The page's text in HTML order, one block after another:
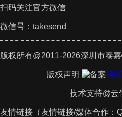
扫码关注官方微信
微信号：takesend
版权所有@2011-2026深圳市泰
版权声明 粤
技术支持@云
友情链接（友情链接/媒体合作：